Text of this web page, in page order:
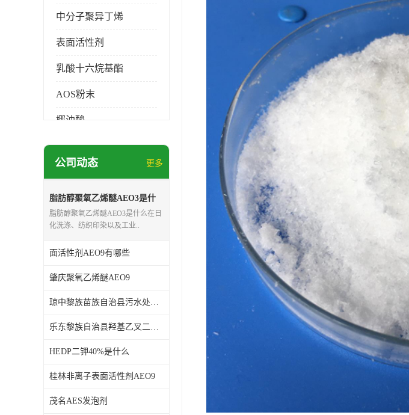
中分子聚异丁烯
表面活性剂
乳酸十六烷基酯
AOS粉末
椰油酸
月桂醇磺基琥珀酸酯二钠
谷氨酸钠
阳离子表面活性剂
葡萄糖酸钠
柠檬酸
二氧化硅
二丙二醇
分散剂
AEO9
氮化硼
公司动态 更多
脂肪醇聚氧乙烯醚AEO3是什
么
脂肪醇聚氧乙烯醚AEO3是什么在日
化洗涤、纺织印染以及工业..
面活性剂AEO9有哪些
肇庆聚氧乙烯醚AEO9
琼中黎族苗族自治县污水处理剂HEDP
乐东黎族自治县羟基乙叉二磷酸
HEDP二钾40%是什么
桂林非离子表面活性剂AEO9
茂名AES发泡剂